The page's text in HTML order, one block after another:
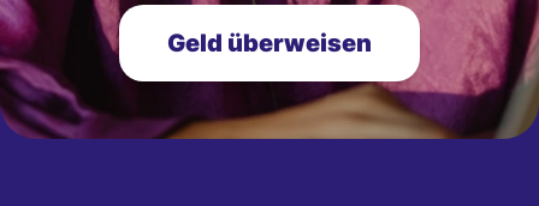
Geld überweisen